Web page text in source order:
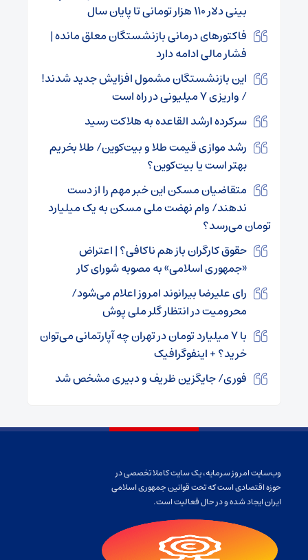
بینی دلار ۱۱۰ هزار تومانی تا پایان سال
فاکتورهای درمانی بازنشستگان معلق مانده |
فشار مالی ادامه دارد
این بازنشستگان مشمول افزایش جدید شدند!
/ واریزی ۷ میلیونی در راه است
سرکرده‌ ارشد القاعده به هلاکت رسید
رشد موازی قیمت طلا و بیت‌کوین/ طلا بخریم
بهتر است یا بیت‌کوین؟
متقاضیان مسکن این خبر مهم را از دست
ندهند/ وام نهضت ملی مسکن به یک میلیارد
تومان می‌رسد؟
حقوق کارگران باز هم ناکافی؟ | اعتراض
«جمهوری اسلامی» به مصوبه شورای کار
رای علیرضا بیرانوند امروز اعلام می‌شود/
محرومیت در انتظار گلر ملی پوش
با ۷ میلیارد تومان در تهران چه آپارتمانی می‌توان
خرید؟ + اینفوگرافیک
فوری/ جایگزین ظریف و دبیری مشخص شد
وب‌سایت امروز سرمایه، یک سایت کاملا تخصصی در
حوزه اقتصادی است که تحت قوانین جمهوری اسلامی
ایران ایجاد شده و در حال فعالیت است.